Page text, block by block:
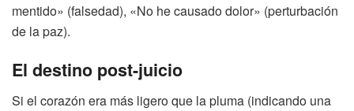
mentido» (falsedad), «No he causado dolor» (perturbación
de la paz).
El destino post-juicio
Si el corazón era más ligero que la pluma (indicando una